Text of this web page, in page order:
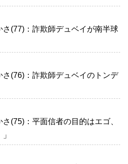
(77)：詐欺師デュベイが南半球
(76)：詐欺師デュベイのトンデ
(75)：平面信者の目的はエゴ、